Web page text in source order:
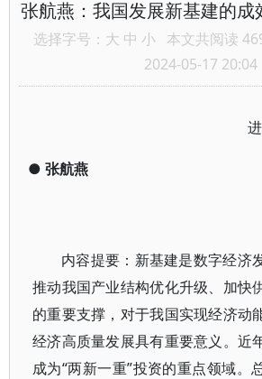
张航燕：我国发展新基建的成
选择字号： 大 中 小 本文共阅读
2024-05-17 20:04
● 张航燕
内容提要：新基建是数字经济
推动我国产业结构优化升级、加快
的重要支撑，对于我国实现经济动
经济高质量发展具有重要意义。近
成为“两新一重”投资的重点领域。